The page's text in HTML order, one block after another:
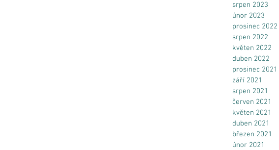
srpen 2023
únor 2023
prosinec 2022
srpen 2022
květen 2022
duben 2022
prosinec 2021
září 2021
srpen 2021
červen 2021
květen 2021
duben 2021
březen 2021
únor 2021